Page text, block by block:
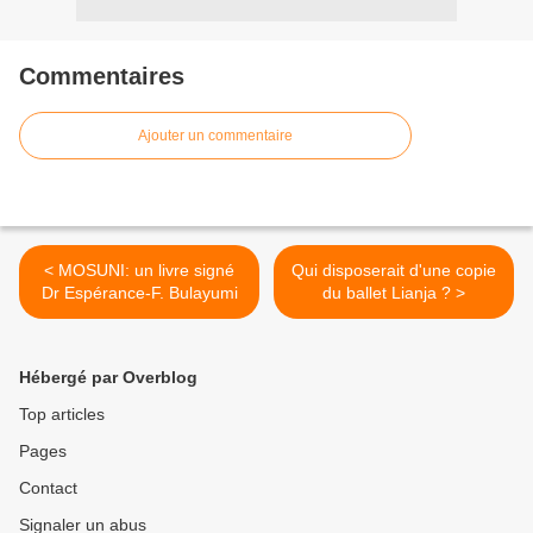
Commentaires
Ajouter un commentaire
< MOSUNI: un livre signé
Dr Espérance-F. Bulayumi
Qui disposerait d'une copie
du ballet Lianja ? >
Hébergé par Overblog
Top articles
Pages
Contact
Signaler un abus